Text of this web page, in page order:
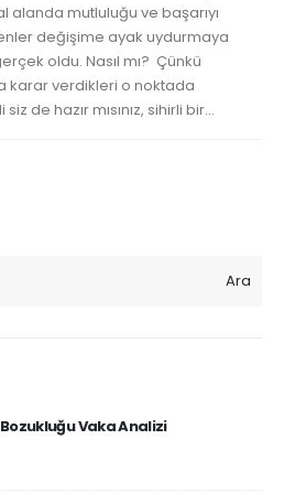
alanda mutluluğu ve başarıyı
değişime ayak uydurmaya
oldu. Nasıl mı? Çünkü
karar verdikleri o noktada
de hazır mısınız, sihirli bir...
Ara
Vaka Analizi